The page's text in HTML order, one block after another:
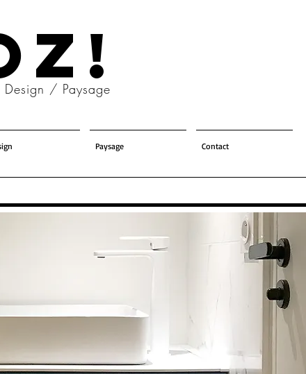
/ Paysage
Paysage Contact